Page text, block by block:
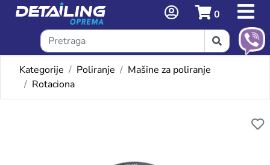
0
Kategorije Poliranje
Mašine za poliranje
Rotaciona